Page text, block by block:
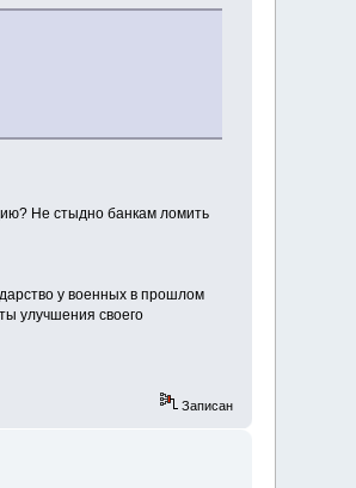
Не стыдно банкам ломить
у военных в прошлом
улучшения своего
Записан